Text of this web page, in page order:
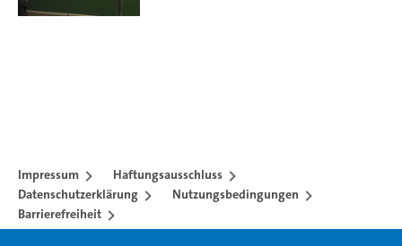
Impressum
Haftungsausschluss
Datenschutzerklärung
Nutzungsbedingungen
Barrierefreiheit